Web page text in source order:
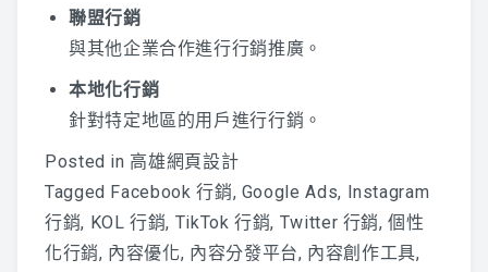
聯盟行銷
與其他企業合作進行行銷推廣。
本地化行銷
針對特定地區的用戶進行行銷。
Posted in 高雄網頁設計
Tagged Facebook 行銷, Google Ads, Instagram
行銷, KOL 行銷, TikTok 行銷, Twitter 行銷,個性
化行銷, 內容優化, 內容分發平台, 內容創作工具,